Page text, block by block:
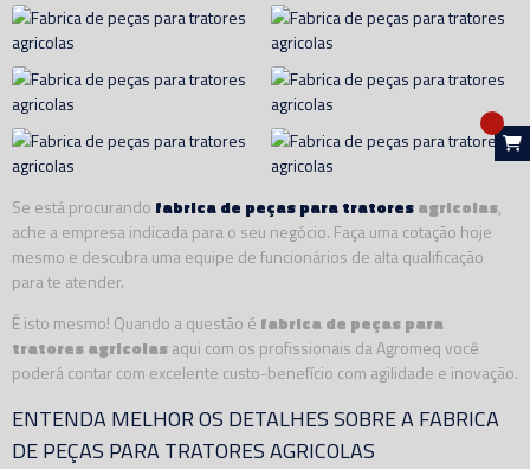
Se está procurando fabrica de peças para tratoresagricolas,
ache a empresa indicada para o seu negócio. Faça uma cotação hoje
mesmo e descubra uma equipe de funcionários de alta qualificação
para te atender.
É isto mesmo! Quando a questão é fabrica de peças para
tratores agricolasaqui com os profissionais da Agromeq você
poderá contar com excelente custo-benefício com agilidade e inovação.
ENTENDA MELHOR OS DETALHES SOBRE A FABRICA
DE PEÇAS PARA TRATORES AGRICOLAS